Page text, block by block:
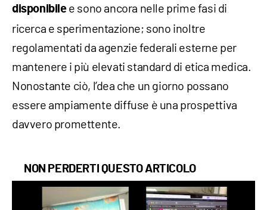
disponibilee sono ancora nelle prime fasi di
ricerca e sperimentazione; sono inoltre
regolamentati da agenzie federali esterne per
mantenere i più elevati standard di etica medica.
Nonostante ciò, l’dea che un giorno possano
essere ampiamente diffuse è una prospettiva
davvero promettente.
NON PERDERTI QUESTO ARTICOLO